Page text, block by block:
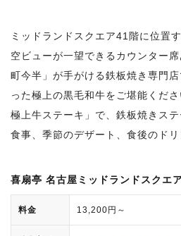
ミッドランドスクエア41階に位置
空ビューが一望できるカウンター
町今半」が手がける鉄板焼き専門
った極上の黒毛和牛をご堪能くだ
極上牛ステーキ」で、鉄板焼きス
食事、季節のデザート、食後のドリ
喜扇亭 名古屋ミッドランドスクエ
料金 13,200円～